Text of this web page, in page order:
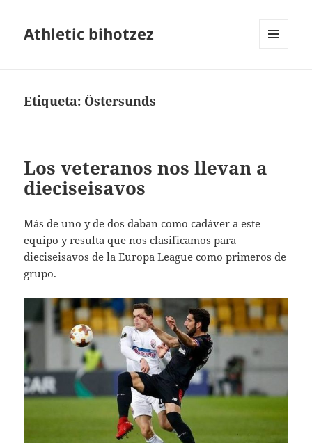
Athletic bihotzez
Etiqueta: Östersunds
Los veteranos nos llevan a
dieciseisavos
Más de uno y de dos daban como cadáver a este
equipo y resulta que nos clasificamos para
dieciseisavos de la Europa League como primeros de
grupo.